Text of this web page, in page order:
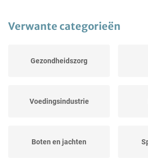
Verwante categorieën
Gezondheidszorg
Voedingsindustrie
Boten en jachten